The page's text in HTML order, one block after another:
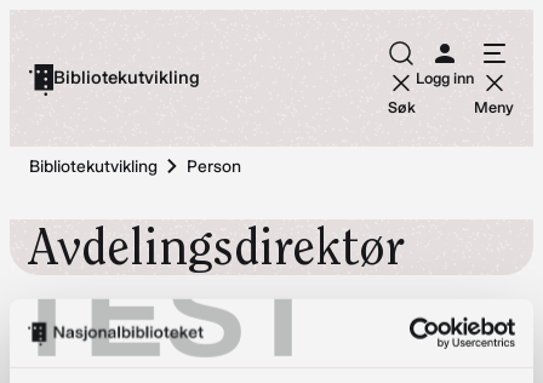
TEST
innholdBibliotekutvikling
Søk
Logg inn
Meny
Bibliotekutvikling Person
Avdelingsdirektør